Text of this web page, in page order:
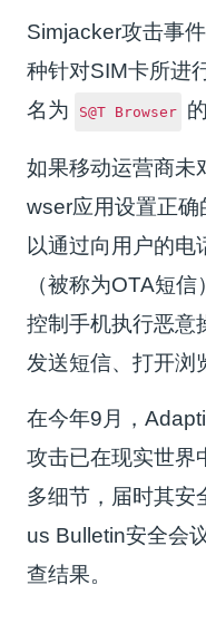
Simjacker攻击事
种针对SIM卡所进
名为
S@T Browser
如果移动运营商未
wser应用设置正确
以通过向用户的电
（被称为OTA短
控制手机执行恶意
发送短信、打开浏
在今年9月，
攻击已在现实世界
多细节，届时其安
us Bulletin安全会
查结果。